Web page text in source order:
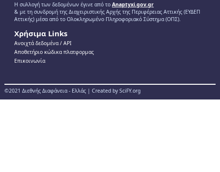
Η συλλογή των δεδομένων έγινε από το Anaptyxi.gov.gr
& με τη συνδρομή της Διαχειριστικής Αρχής της Περιφέρειας Αττικής (ΕΥΔΕΠ
Αττικής) μέσα από το Ολοκληρωμένο Πληροφοριακό Σύστημα (ΟΠΣ).
Χρήσιμα Links
Ανοιχτά δεδομένα / ΑPI
Αποθετήριο κώδικα πλατφορμας
Επικοινωνία
©2021 Διεθνής Διαφάνεια - Ελλάς | Created by SciFY.org